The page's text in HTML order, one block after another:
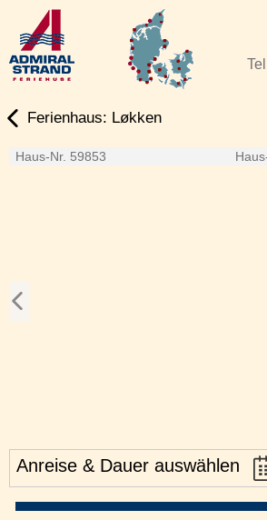
Ferienhaus: Løkken
Haus-Nr. 59853
Anreise & Dauer auswählen